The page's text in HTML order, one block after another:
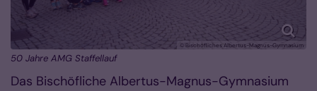
© Bischöfliches Albertus-Magnus-Gymnasium
50 Jahre AMG Staffellauf
Das Bischöfliche Albertus-Magnus-Gymnasium